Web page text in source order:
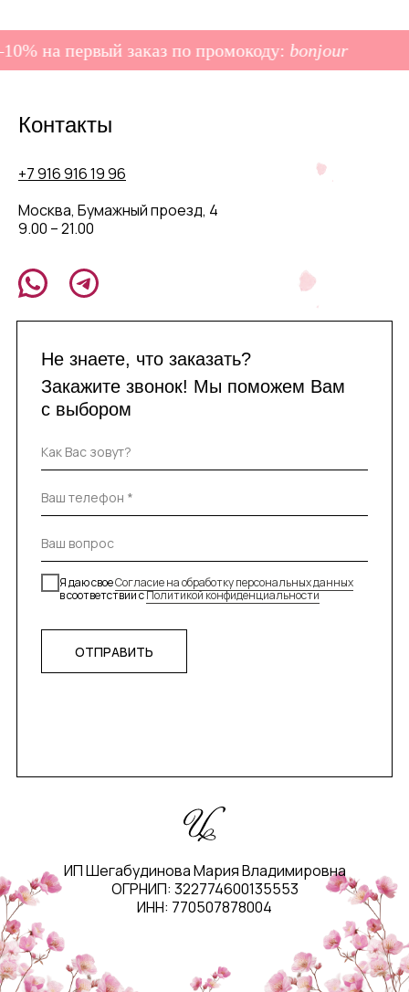
на первый заказ по промокоду:bonjour
Я даю своеСогласие на обработку персональных данных
в соответствии сПолитикой конфиденциальности
ОТПРАВИТЬ
Закажите звонок! Мы поможем Вам
с выбором
Не знаете, что заказать?
ИП Шегабудинова Мария Владимировна
ОГРНИП: 322774600135553
ИНН: 770507878004
Москва, Бумажный проезд, 4
9.00 – 21.00
+7 916 916 19 96
Контакты